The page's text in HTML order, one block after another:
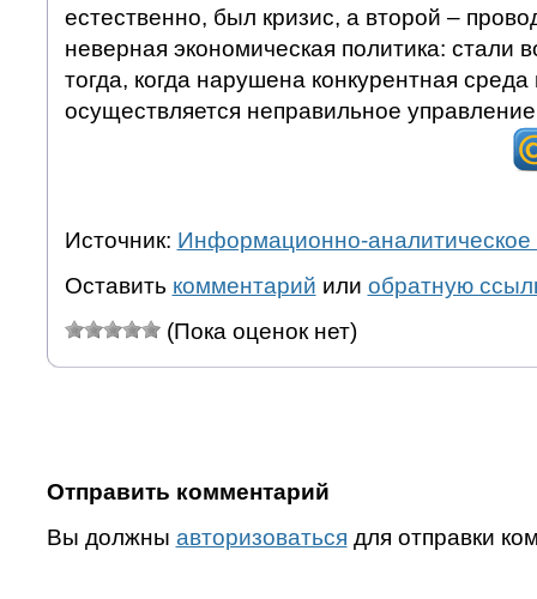
естественно, был кризис, а второй –
неверная экономическая политика: стали
тогда, когда нарушена конкурентная среда
осуществляется неправильное
Источник: Информационно-аналитическое
Оставить комментарий или обратную
(Пока оценок нет)
Отправить комментарий
Вы должны авторизоваться для отправки